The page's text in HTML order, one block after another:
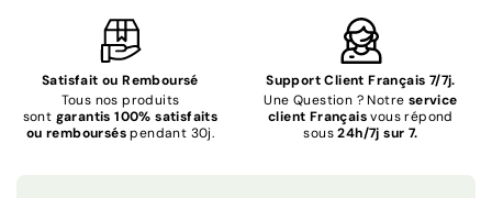
Satisfait ou Remboursé
Tous nos produits
sont garantis 100% satisfaits
ou rembourséspendant 30j.
Support Client Français 7/7j.
Une Question ? Notre service
client Françaisvous répond
sous24h/7j sur 7.